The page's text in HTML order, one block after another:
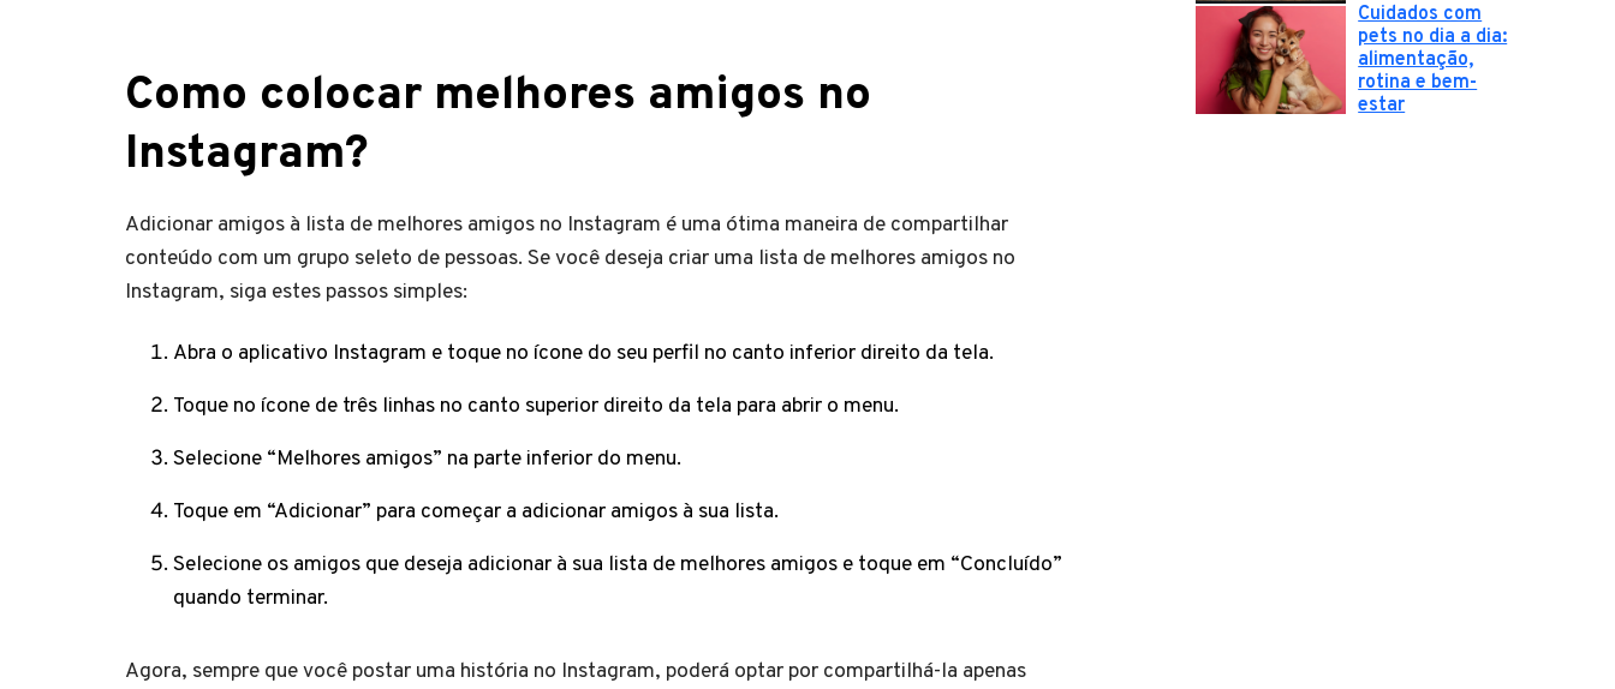
Como colocar melhores amigos no
Instagram?
Adicionar amigos à lista de melhores amigos no Instagram é uma ótima maneira de compartilhar
conteúdo com um grupo seleto de pessoas. Se você deseja criar uma lista de melhores amigos no
Instagram, siga estes passos simples:
Abra o aplicativo Instagram e toque no ícone do seu perfil no canto inferior direito da tela.
Toque no ícone de três linhas no canto superior direito da tela para abrir o menu.
Selecione “Melhores amigos” na parte inferior do menu.
Toque em “Adicionar” para começar a adicionar amigos à sua lista.
Selecione os amigos que deseja adicionar à sua lista de melhores amigos e toque em “Concluído”
quando terminar.
Agora, sempre que você postar uma história no Instagram, poderá optar por compartilhá-la apenas
Cuidados com
pets no dia a dia:
alimentação,
rotina e bem-
estar